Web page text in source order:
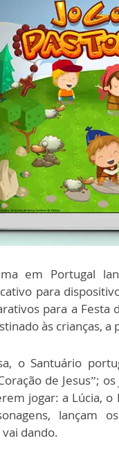
em Portugal
para
para a
às crianças, a
o Santuário
de Jesus”;
jogar: a Lúcia,
lançam
dando.